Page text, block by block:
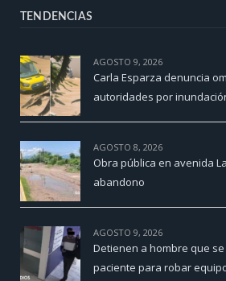
TENDENCIAS
AGOSTO 9, 2026
Carla Esparza denuncia
autoridades por
AGOSTO 8, 2026
Obra pública en avenida
abandono
AGOSTO 9, 2026
Detienen a hombre que
paciente para robar